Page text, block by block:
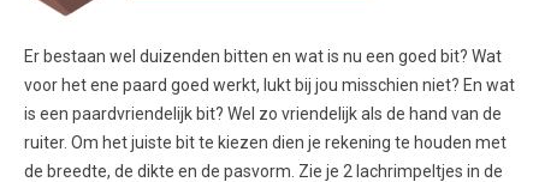
Er bestaan wel duizenden bitten en wat is nu een goed bit? Wat
voor het ene paard goed werkt, lukt bij jou misschien niet? En wat
is een paardvriendelijk bit? Wel zo vriendelijk als de hand van de
ruiter. Om het juiste bit te kiezen dien je rekening te houden met
de breedte, de dikte en de pasvorm. Zie je 2 lachrimpeltjes in de